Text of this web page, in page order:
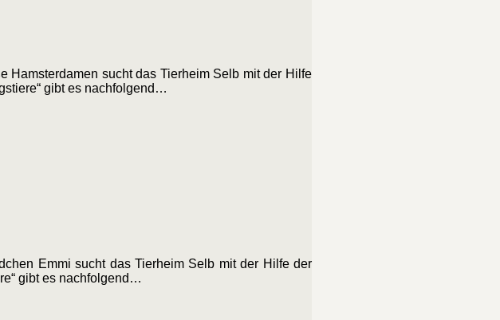
sucht das Tierheim Selb mit der Hilfe
gibt es nachfolgend…
Emmi sucht das Tierheim Selb mit der Hilfe der
gibt es nachfolgend…